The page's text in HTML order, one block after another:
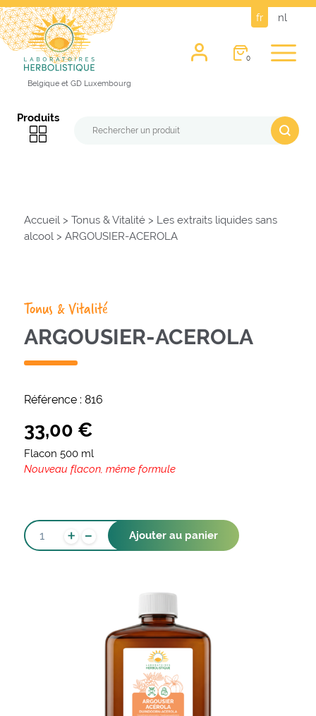
fr nl
Belgique et GD Luxembourg
0
Produits
Accueil > Tonus & Vitalité> Les extraits liquides sans
alcool > ARGOUSIER-ACEROLA
Tonus & Vitalité
ARGOUSIER-ACEROLA
33,00 €
Flacon 500 ml
Nouveau flacon, même formule
QUANTITÉ
DE
+ - Ajouter au panier
Référence : 816